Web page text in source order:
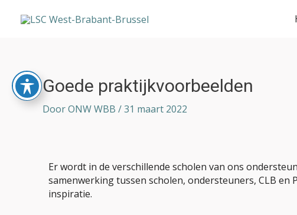
Goede praktijkvoorbeelden
DoorONW WBB /31 maart 2022
Er wordt in de verschillende scholen van ons
samenwerking tussen scholen, ondersteuners, CLB en
inspiratie.
Bericht
navigatie